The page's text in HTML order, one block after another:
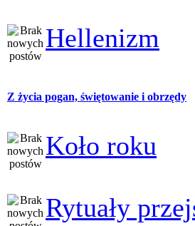
Hellenizm
Z życia pogan, świętowanie i obrzędy
Koło roku
Rytuały